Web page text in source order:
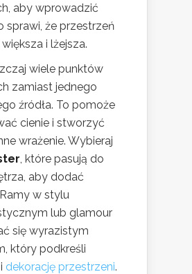
aby wprowadzić
sprawi, że przestrzeń
i lżejsza.
wiele punktów
zamiast jednego
źródła. To pomoże
cienie i stworzyć
wrażenie. Wybieraj
, które pasują do
aby dodać
w stylu
lub glamour
się wyrazistym
który podkreśli
dekorację przestrzeni.